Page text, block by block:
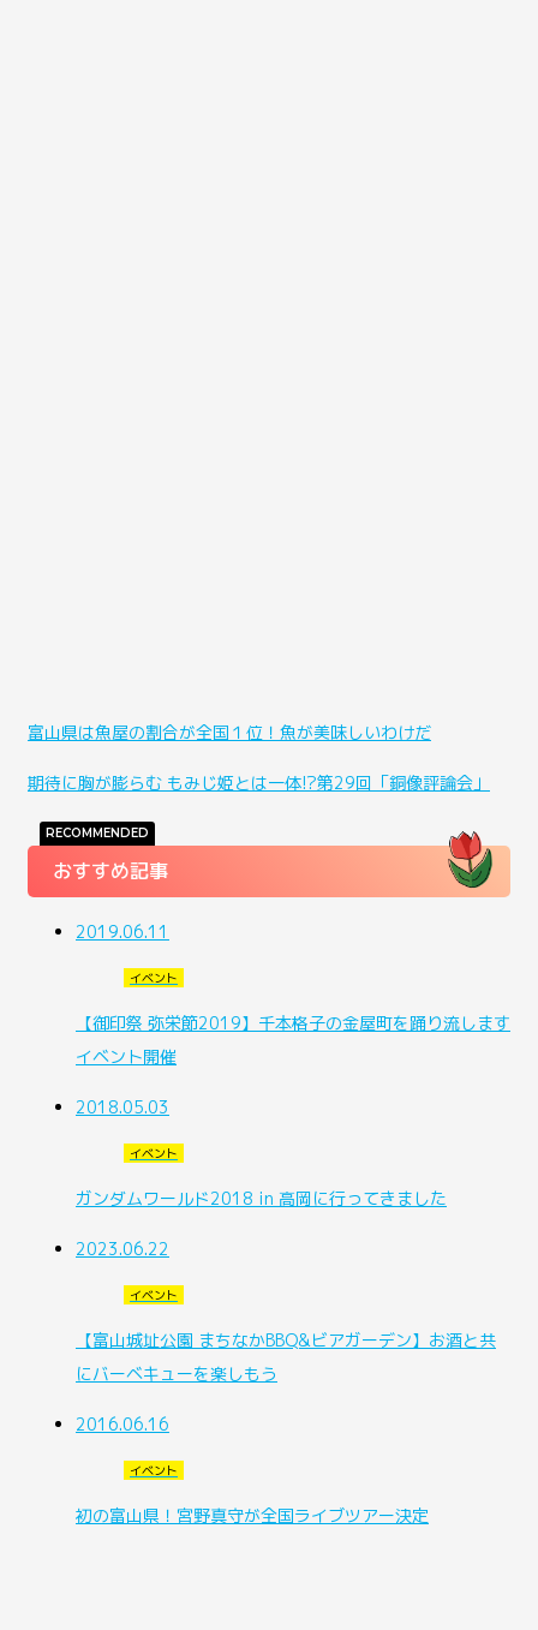
富山県は魚屋の割合が全国１位！魚が美味しいわけだ
期待に胸が膨らむ もみじ姫とは一体!?第29回「銅像評論会」
RECOMMENDED
おすすめ記事
2019.06.11
イベント
【御印祭 弥栄節2019】千本格子の金屋町を踊り流します
イベント開催
2018.05.03
イベント
ガンダムワールド2018 in 高岡に行ってきました
2023.06.22
イベント
【富山城址公園 まちなかBBQ&ビアガーデン】お酒と共
にバーベキューを楽しもう
2016.06.16
イベント
初の富山県！宮野真守が全国ライブツアー決定